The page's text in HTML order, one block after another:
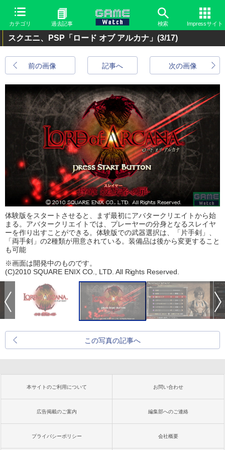
カテゴリ 過去記事 検索 Impressサイト
スクエニ、PSP「ロード オブ アルカナ」 (3/17)
前の画像 次の画像
記事へ
体験版をスタートさせると、まず最初にアバタークリエイトから始
まる。アバタークリエイトでは、プレーヤーの分身となるスレイヤ
ーを作り出すことができる。体験版での武器選択は、「片手剣」、
「両手剣」の2種類が用意されている。装備品は後から変更すること
も可能
※画面は開発中のものです。
(C)2010 SQUARE ENIX CO., LTD. All Rights Reserved.
この写真の記事へ
本サイトのご利用について お問い合わせ
広告掲載のご案内 編集部へのご連絡
プライバシーポリシー 会社概要